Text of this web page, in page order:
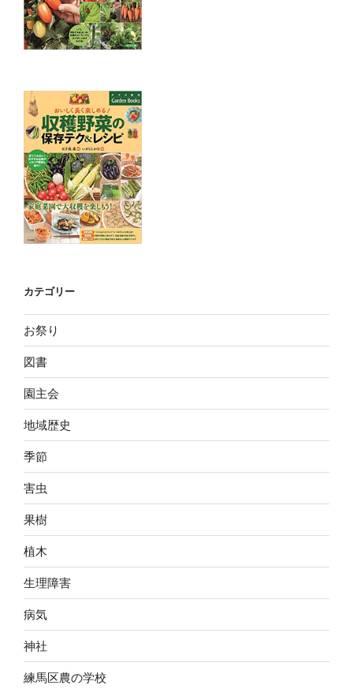
カテゴリー
お祭り
図書
園主会
地域歴史
季節
害虫
果樹
植木
生理障害
病気
神社
練馬区農の学校